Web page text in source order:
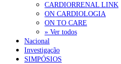
Sindicato diz que nova carreira
estabilidade no SNS
NOTÍCIAS MAIS LIDAS
CARDIORRENAL LINK
ON CARDIOLOGIA
ON TO CARE
» Ver todos
Nacional
Investigação
SIMPÓSIOS